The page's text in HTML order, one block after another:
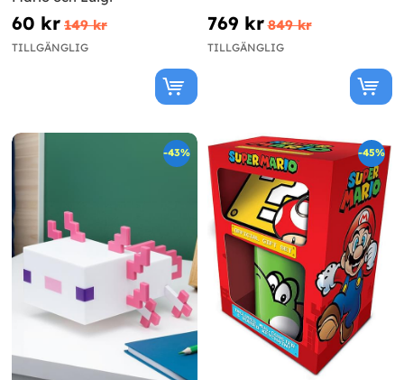
60 kr 149 kr
TILLGÄNGLIG
769 kr 849 kr
TILLGÄNGLIG
-43% -45%